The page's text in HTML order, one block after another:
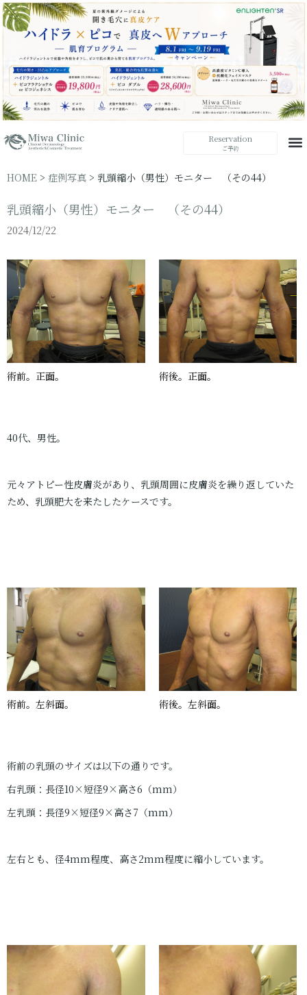
Reservation
ご予約
HOME > 症例写真 > 乳頭縮小（男性）モニター （その44）
乳頭縮小（男性）モニター （その44）
2024/12/22
術前。正面。 術後。正面。
40代、男性。
元々アトピー性皮膚炎があり、乳頭周囲に皮膚炎を繰り返していた
ため、乳頭肥大を来たしたケースです。
術前。左斜面。 術後。左斜面。
術前の乳頭のサイズは以下の通りです。
右乳頭：長径10×短径9×高さ6（mm）
左乳頭：長径9×短径9×高さ7（mm）
左右とも、径4mm程度、高さ2mm程度に縮小しています。